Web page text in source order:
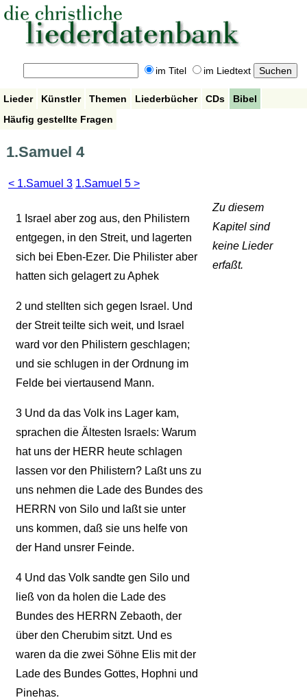
im Titel im Liedtext
Lieder Künstler Themen Liederbücher CDs
Bibel
Häufig gestellte Fragen
1.Samuel 4
< 1.Samuel 3 1.Samuel 5 >
1 Israel aber zog aus, den Philistern
entgegen, in den Streit, und lagerten
sich bei Eben-Ezer. Die Philister aber
hatten sich gelagert zu Aphek
2 und stellten sich gegen Israel. Und
der Streit teilte sich weit, und Israel
ward vor den Philistern geschlagen;
und sie schlugen in der Ordnung im
Felde bei viertausend Mann.
3Und da das Volk ins Lager kam,
sprachen die Ältesten Israels: Warum
hat uns der HERR heute schlagen
lassen vor den Philistern? Laßt uns zu
uns nehmen die Lade des Bundes des
HERRN von Silo und laßt sie unter
uns kommen, daß sie uns helfe von
der Hand unsrer Feinde.
4Und das Volk sandte gen Silo und
ließ von da holen die Lade des
Bundes des HERRN Zebaoth, der
über den Cherubim sitzt. Und es
waren da die zwei Söhne Elis mit der
Lade des Bundes Gottes, Hophni und
Pinehas.
Zu diesem
Kapitel sind
keine Lieder
erfaßt.